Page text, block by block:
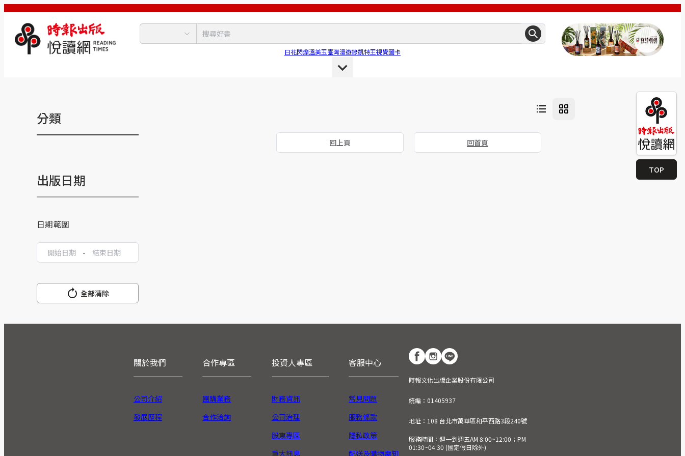
日花閃爍溫美玉臺灣漫遊錄凱特王視覺圖卡
TOP
分類
出版日期
日期範圍
-
全部清除
回上頁 回首頁
關於我們
公司介紹
發展歷程
合作專區
團購業務
合作洽詢
投資人專區
財務資訊
公司治理
股東專區
重大訊息
客服中心
常見問題
服務條款
隱私政策
配送及購物需知
時報文化出版企業股份有限公司
統編：01405937
地址：108 台北市萬華區和平西路3段240號
服務時間：週一到週五AM 8:00~12:00；PM
01:30~04:30 (國定假日除外)